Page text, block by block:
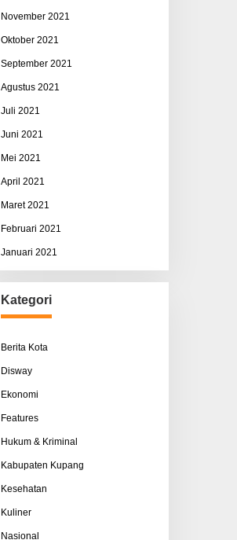
November 2021
Oktober 2021
September 2021
Agustus 2021
Juli 2021
Juni 2021
Mei 2021
April 2021
Maret 2021
Februari 2021
Januari 2021
Kategori
Berita Kota
Disway
Ekonomi
Features
Hukum & Kriminal
Kabupaten Kupang
Kesehatan
Kuliner
Nasional